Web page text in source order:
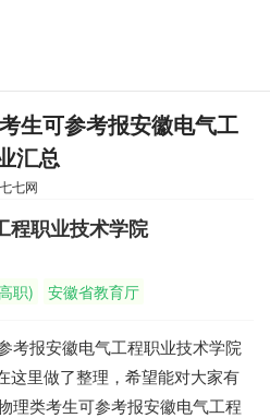
生可参考报安徽电气工
汇总
七七网
程职业技术学院
职) 安徽省教育厅
考报安徽电气工程职业技术学院
这里做了整理，希望能对大家有
理类考生可参考报安徽电气工程